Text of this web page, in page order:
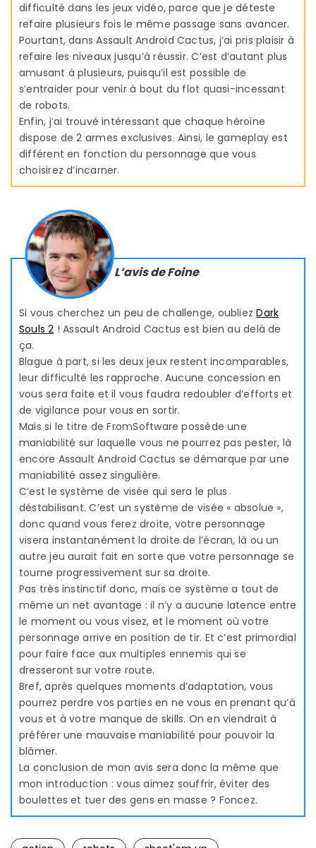
difficulté dans les jeux vidéo, parce que je déteste
refaire plusieurs fois le même passage sans avancer.
Pourtant, dans Assault Android Cactus, j’ai pris plaisir à
refaire les niveaux jusqu’à réussir. C’est d’autant plus
amusant à plusieurs, puisqu’il est possible de
s’entraider pour venir à bout du flot quasi-incessant
de robots.
Enfin, j’ai trouvé intéressant que chaque héroïne
dispose de 2 armes exclusives. Ainsi, le gameplay est
différent en fonction du personnage que vous
choisirez d’incarner.
L’avis de Foine
Si vous cherchez un peu de challenge, oubliezDark
Souls 2 ! Assault Android Cactus est bien au delà de
ça.
Blague à part, si les deux jeux restent incomparables,
leur difficulté les rapproche. Aucune concession en
vous sera faite et il vous faudra redoubler d’efforts et
de vigilance pour vous en sortir.
Mais si le titre de FromSoftware possède une
maniabilité sur laquelle vous ne pourrez pas pester, là
encore Assault Android Cactus se démarque par une
maniabilité assez singulière.
C’est le système de visée qui sera le plus
déstabilisant. C’est un système de visée « absolue »,
donc quand vous ferez droite, votre personnage
visera instantanément la droite de l’écran, là ou un
autre jeu aurait fait en sorte que votre personnage se
tourne progressivement sur sa droite.
Pas très instinctif donc, mais ce système a tout de
même un net avantage : il n’y a aucune latence entre
le moment ou vous visez, et le moment où votre
personnage arrive en position de tir. Et c’est primordial
pour faire face aux multiples ennemis qui se
dresseront sur votre route.
Bref, après quelques moments d’adaptation, vous
pourrez perdre vos parties en ne vous en prenant qu’à
vous et à votre manque de skills. On en viendrait à
préférer une mauvaise maniabilité pour pouvoir la
blâmer.
La conclusion de mon avis sera donc la même que
mon introduction : vous aimez souffrir, éviter des
boulettes et tuer des gens en masse ? Foncez.